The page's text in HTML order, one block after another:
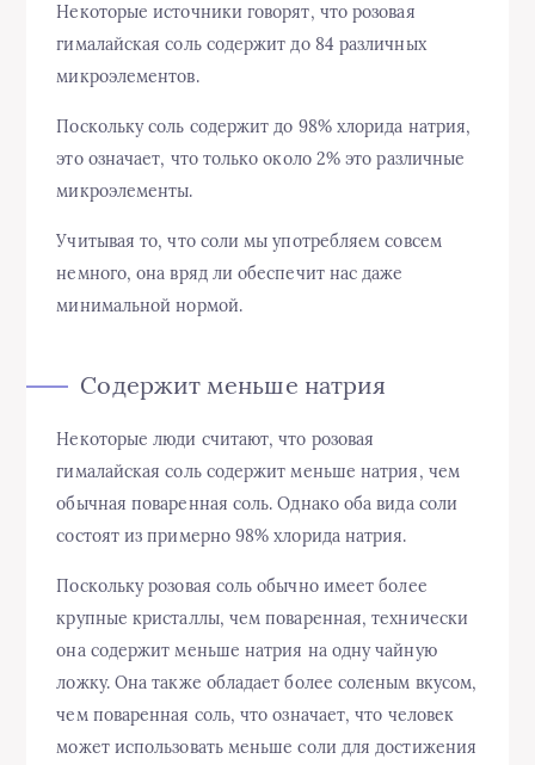
Некоторые источники говорят, что розовая
гималайская соль содержит до 84 различных
микроэлементов.
Поскольку соль содержит до 98% хлорида натрия,
это означает, что только около 2% это различные
микроэлементы.
Учитывая то, что соли мы употребляем совсем
немного, она вряд ли обеспечит нас даже
минимальной нормой.
Содержит меньше натрия
Некоторые люди считают, что розовая
гималайская соль содержит меньше натрия, чем
обычная поваренная соль. Однако оба вида соли
состоят из примерно 98% хлорида натрия.
Поскольку розовая соль обычно имеет более
крупные кристаллы, чем поваренная, технически
она содержит меньше натрия на одну чайную
ложку. Она также обладает более соленым вкусом,
чем поваренная соль, что означает, что человек
может использовать меньше соли для достижения